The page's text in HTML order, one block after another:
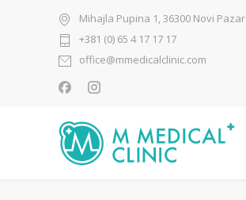
Mihajla Pupina 1, 36300 Novi Pazar
+381 (0) 65 4 17 17 17
office@mmedicalclinic.com